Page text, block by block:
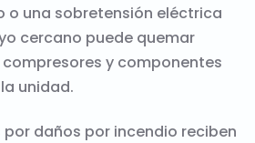
o una sobretensión eléctrica
cercano puede quemar
y componentes
unidad.
daños por incendio reciben